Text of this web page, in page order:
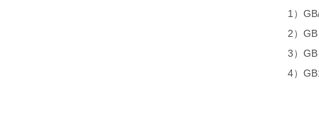
1）
2）
3）
4）